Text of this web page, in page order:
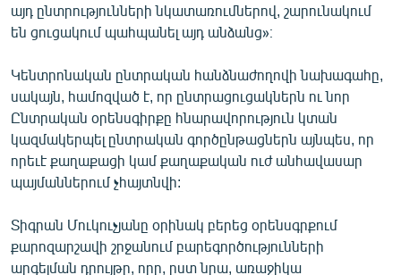
այդ ընտրությունների նկատառումներով, շարունակում
են ցուցակում պահպանել այդ անձանց»։
Կենտրոնական ընտրական հանձնաժողովի նախագահը,
սակայն, համոզված է, որ ընտրացուցակներն ու նոր
Ընտրական օրենսգիրքը հնարավորություն կտան
կազմակերպել ընտրական գործընթացներն այնպես, որ
որեւէ քաղաքացի կամ քաղաքական ուժ անհավասար
պայմաններում չհայտնվի:
Տիգրան Մուկուչյանը օրինակ բերեց օրենսգրքում
քարոզարշավի շրջանում բարեգործությունների
արգելման դրույթը, որը, ըստ նրա, առաջիկա